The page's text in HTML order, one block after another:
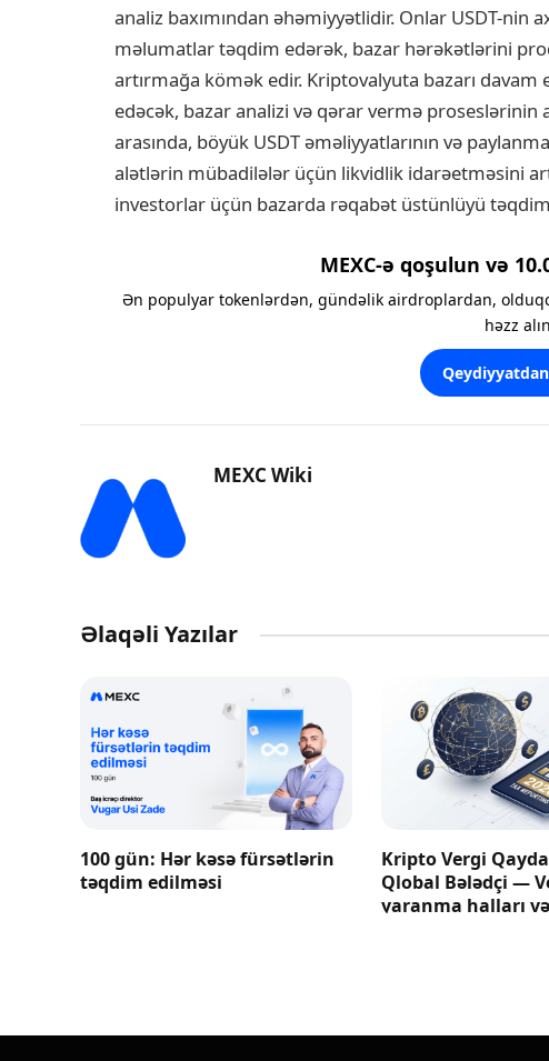
analiz baxımından əhəmiyyətlidir. Onlar USDT-nin
məlumatlar təqdim edərək, bazar hərəkətlərini
artırmağa kömək edir. Kriptovalyuta bazarı
edəcək, bazar analizi və qərar vermə proseslərinin
arasında, böyük USDT əməliyyatlarının və
alətlərin mübadilələr üçün likvidlik idarəetməsini
investorlar üçün bazarda rəqabət üstünlüyü
MEXC-ə qoşulun və
Ən populyar tokenlərdən, gündəlik airdroplardan,
həzz alın
MEXC Wiki
Əlaqəli Yazılar
100 gün: Hər kəsə fürsətlərin
təqdim edilməsi
Kripto Vergi
Qlobal Bələdçi —
yaranma halları